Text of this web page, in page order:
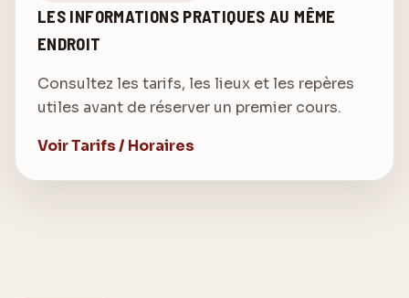
LES INFORMATIONS PRATIQUES AU MÊME
ENDROIT
Consultez les tarifs, les lieux et les repères
utiles avant de réserver un premier cours.
Voir Tarifs / Horaires